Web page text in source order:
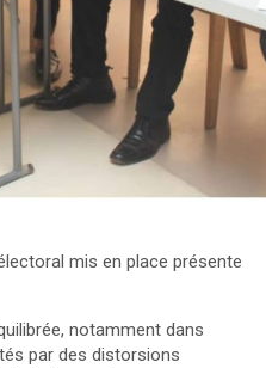
mis en place présente
notamment dans
par des distorsions